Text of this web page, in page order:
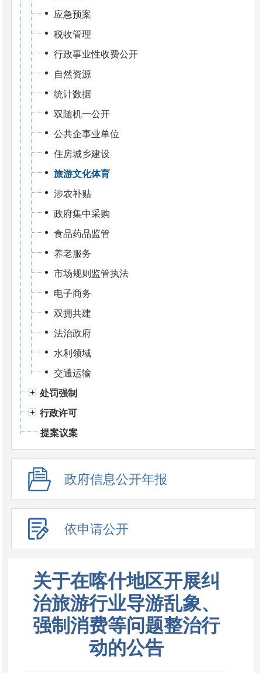
应急预案
税收管理
行政事业性收费公开
自然资源
统计数据
双随机一公开
公共企事业单位
住房城乡建设
旅游文化体育
涉农补贴
政府集中采购
食品药品监管
养老服务
市场规则监管执法
电子商务
双拥共建
法治政府
水利领域
交通运输
处罚强制
行政许可
提案议案
政府信息公开年报
依申请公开
关于在喀什地区开展纠
治旅游行业导游乱象、
强制消费等问题整治行
动的公告